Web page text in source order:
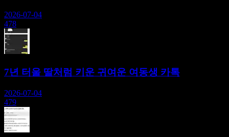
2026-07-04
478
7년 터울 딸처럼 키운 귀여운 여동생 카톡
2026-07-04
479